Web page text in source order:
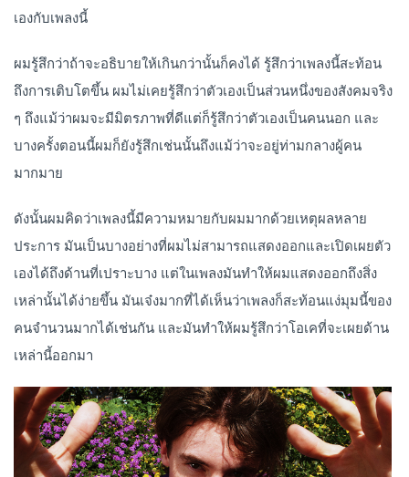
เองกับเพลงนี้
ผมรู้สึกว่าถ้าจะอธิบายให้เกินกว่านั้นก็คงได้ รู้สึกว่าเพลงนี้สะท้อน
ถึงการเติบโตขึ้น ผมไม่เคยรู้สึกว่าตัวเองเป็นส่วนหนึ่งของสังคมจริง
ๆ ถึงแม้ว่าผมจะมีมิตรภาพที่ดีแต่ก็รู้สึกว่าตัวเองเป็นคนนอก และ
บางครั้งตอนนี้ผมก็ยังรู้สึกเช่นนั้นถึงแม้ว่าจะอยู่ท่ามกลางผู้คน
มากมาย
ดังนั้นผมคิดว่าเพลงนี้มีความหมายกับผมมากด้วยเหตุผลหลาย
ประการ มันเป็นบางอย่างที่ผมไม่สามารถแสดงออกและเปิดเผยตัว
เองได้ถึงด้านที่เปราะบาง แต่ในเพลงมันทำให้ผมแสดงออกถึงสิ่ง
เหล่านั้นได้ง่ายขึ้น มันเจ๋งมากที่ได้เห็นว่าเพลงก็สะท้อนแง่มุมนี้ของ
คนจำนวนมากได้เช่นกัน และมันทำให้ผมรู้สึกว่าโอเคที่จะเผยด้าน
เหล่านี้ออกมา